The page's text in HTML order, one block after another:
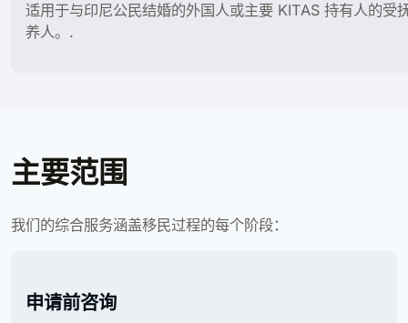
适用于与印尼公民结婚的外国人或主要 KITAS 持有人的受
养人。.
主要范围
我们的综合服务涵盖移民过程的每个阶段：
申请前咨询